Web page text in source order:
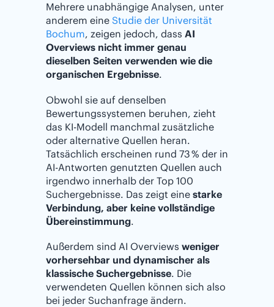
Mehrere unabhängige Analysen, unter
anderem eine Studie der Universität
Bochum, zeigen jedoch, dass AI
Overviews nicht immer genau
dieselben Seiten verwenden wie die
organischen Ergebnisse.
Obwohl sie auf denselben
Bewertungssystemen beruhen, zieht
das KI-Modell manchmal zusätzliche
oder alternative Quellen heran.
Tatsächlich erscheinen rund 73 % der in
AI-Antworten genutzten Quellen auch
irgendwo innerhalb der Top 100
Suchergebnisse. Das zeigt eine starke
Verbindung, aber keine vollständige
Übereinstimmung.
Außerdem sind AI Overviews weniger
vorhersehbar und dynamischer als
klassische Suchergebnisse. Die
verwendeten Quellen können sich also
bei jeder Suchanfrage ändern.